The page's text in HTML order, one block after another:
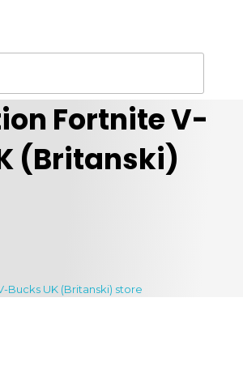
Fortnite V-
(Britanski)
Bucks UK (Britanski) store